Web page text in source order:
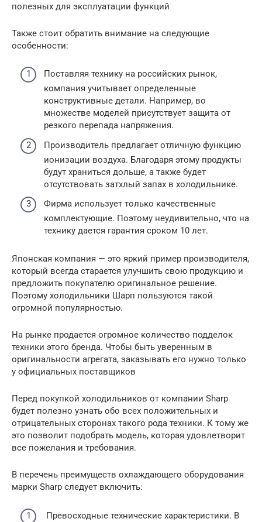
полезных для эксплуатации функций
Также стоит обратить внимание на следующие
особенности:
Поставляя технику на российских рынок,
компания учитывает определенные
конструктивные детали. Например, во
множестве моделей присутствует защита от
резкого перепада напряжения.
Производитель предлагает отличную функцию
ионизации воздуха. Благодаря этому продукты
будут храниться дольше, а также будет
отсутствовать затхлый запах в холодильнике.
Фирма использует только качественные
комплектующие. Поэтому неудивительно, что на
технику дается гарантия сроком 10 лет.
Японская компания — это яркий пример производителя,
который всегда старается улучшить свою продукцию и
предложить покупателю оригинальное решение.
Поэтому холодильники Шарп пользуются такой
огромной популярностью.
На рынке продается огромное количество подделок
техники этого бренда. Чтобы быть уверенным в
оригинальности агрегата, заказывать его нужно только
у официальных поставщиков
Перед покупкой холодильников от компании Sharp
будет полезно узнать обо всех положительных и
отрицательных сторонах такого рода техники. К тому же
это позволит подобрать модель, которая удовлетворит
все пожелания и требования.
В перечень преимуществ охлаждающего оборудования
марки Sharp следует включить:
Превосходные технические характеристики. В